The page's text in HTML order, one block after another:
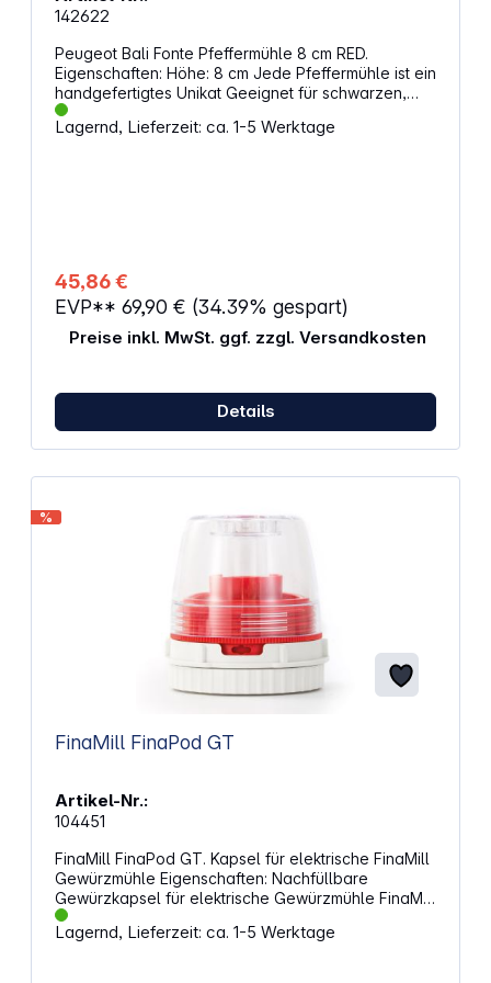
142622
Peugeot Bali Fonte Pfeffermühle 8 cm RED.
Eigenschaften: Höhe: 8 cm Jede Pfeffermühle ist ein
handgefertigtes Unikat Geeignet für schwarzen,
weißen, grünen und roten Pfeffer, rosa Beeren
(max. 15 % in einer Mischung) und Sichuanpfeffer
Lagernd, Lieferzeit: ca. 1-5 Werktage
45,86 €
EVP** 69,90 € (34.39% gespart)
Preise inkl. MwSt. ggf. zzgl. Versandkosten
Details
%
FinaMill FinaPod GT
Artikel-Nr.:
104451
FinaMill FinaPod GT. Kapsel für elektrische FinaMill
Gewürzmühle Eigenschaften: Nachfüllbare
Gewürzkapsel für elektrische Gewürzmühle FinaMill
zum Mahlen und Aufbewahren Einstellbare
Mahlgradeinstellungen Geeignet für Gewürze wie
Lagernd, Lieferzeit: ca. 1-5 Werktage